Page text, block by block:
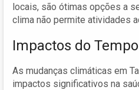
locais, são ótimas opções a
clima não permite atividades
Impactos do
As mudanças climáticas em
impactos significativos na